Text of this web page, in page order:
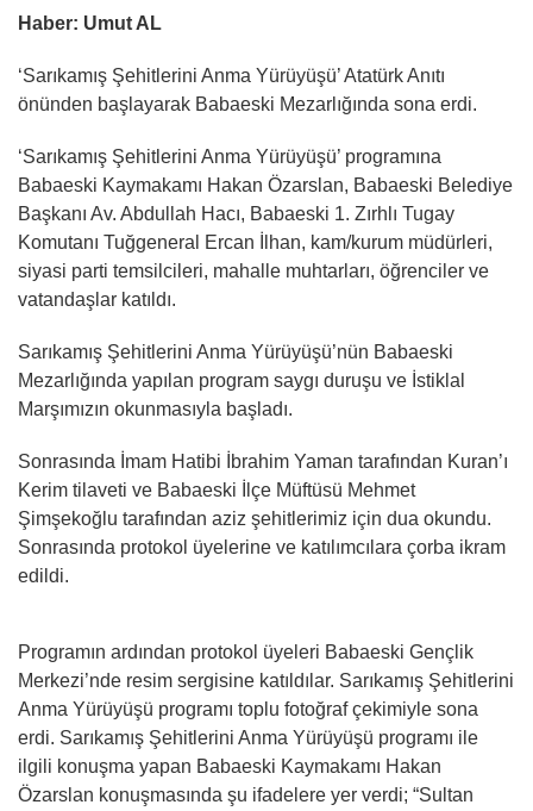
Haber: Umut AL
‘Sarıkamış Şehitlerini Anma Yürüyüşü’ Atatürk Anıtı
önünden başlayarak Babaeski Mezarlığında sona erdi.
‘Sarıkamış Şehitlerini Anma Yürüyüşü’ programına
Babaeski Kaymakamı Hakan Özarslan, Babaeski Belediye
Başkanı Av. Abdullah Hacı, Babaeski 1. Zırhlı Tugay
Komutanı Tuğgeneral Ercan İlhan, kam/kurum müdürleri,
siyasi parti temsilcileri, mahalle muhtarları, öğrenciler ve
vatandaşlar katıldı.
Sarıkamış Şehitlerini Anma Yürüyüşü’nün Babaeski
Mezarlığında yapılan program saygı duruşu ve İstiklal
Marşımızın okunmasıyla başladı.
Sonrasında İmam Hatibi İbrahim Yaman tarafından Kuran’ı
Kerim tilaveti ve Babaeski İlçe Müftüsü Mehmet
Şimşekoğlu tarafından aziz şehitlerimiz için dua okundu.
Sonrasında protokol üyelerine ve katılımcılara çorba ikram
edildi.
Programın ardından protokol üyeleri Babaeski Gençlik
Merkezi’nde resim sergisine katıldılar. Sarıkamış Şehitlerini
Anma Yürüyüşü programı toplu fotoğraf çekimiyle sona
erdi. Sarıkamış Şehitlerini Anma Yürüyüşü programı ile
ilgili konuşma yapan Babaeski Kaymakamı Hakan
Özarslan konuşmasında şu ifadelere yer verdi; “Sultan